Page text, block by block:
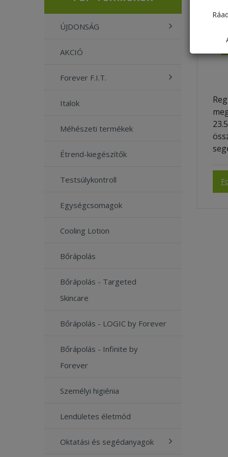
ÚJDONSÁG
AKCIÓ
Forever F.I.T.
Italok
Méhészeti termékek
Étrend-kiegészítők
Testsúlykontroll
Egységcsomagok
Cooling Lotion
Bőrápolás
Bőrápolás - Targeted
Skincare
Bőrápolás - LOGIC by Forever
Bőrápolás - Infinite by
Forever
Személyi higiénia
Lendületes életmód
Oktatási és segédanyagok